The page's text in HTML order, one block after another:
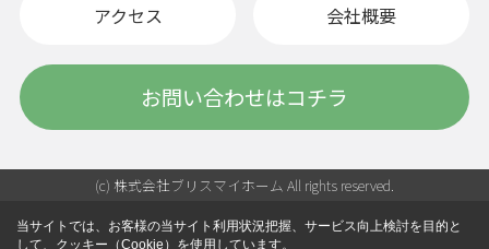
アクセス 会社概要
お問い合わせはコチラ
(c) 株式会社ブリスマイホーム All rights reserved.
当サイトでは、お客様の当サイト利用状況把握、サービス向上検討を目的と
して、クッキー（Cookie）を使用しています。